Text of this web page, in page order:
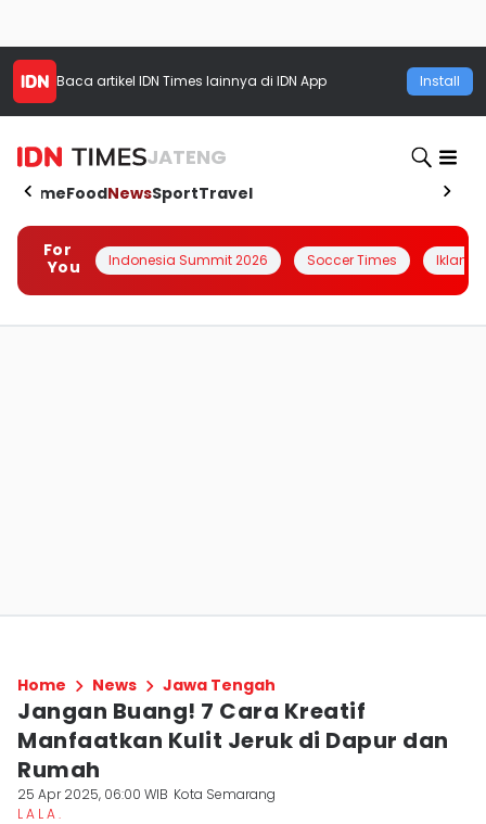
Baca artikel IDN Times lainnya di IDN App Install
JATENG
HomeFoodNewsSportTravel
For
You
Indonesia Summit 2026 Soccer Times Iklanin
Home News Jawa Tengah
Jangan Buang! 7 Cara Kreatif
Manfaatkan Kulit Jeruk di Dapur dan
Rumah
25 Apr 2025, 06:00 WIB Kota Semarang
L A L A .